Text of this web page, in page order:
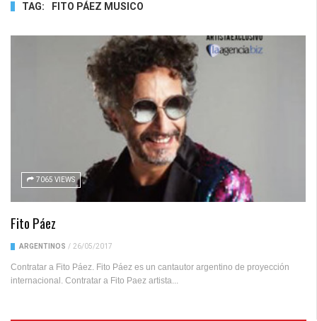
TAG: FITO PÁEZ MUSICO
7065 VIEWS
Fito Páez
ARGENTINOS / 26/05/2017
Contratar a Fito Páez. Fito Páez es un cantautor argentino de proyección
internacional. Contratar a Fito Paez artista...